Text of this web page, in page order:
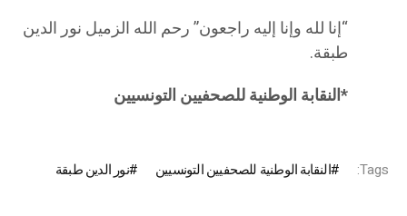
“إنا لله وإنا إليه راجعون” رحم الله الزميل نور الدين
طبقة.
*النقابة الوطنية للصحفيين التونسيين
Tags: النقابة الوطنية للصحفيين التونسيين نور الدين طبقة